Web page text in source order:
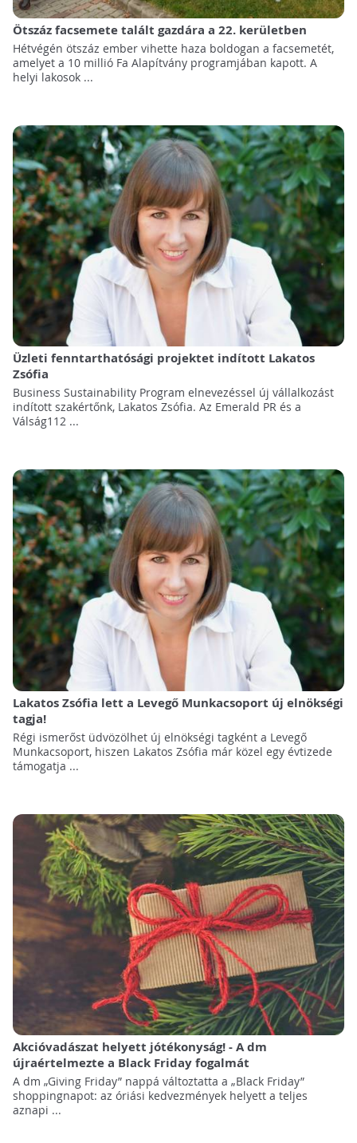
Ötszáz facsemete talált gazdára a 22. kerületben
Hétvégén ötszáz ember vihette haza boldogan a facsemetét,
amelyet a 10 millió Fa Alapítvány programjában kapott. A
helyi lakosok ...
Üzleti fenntarthatósági projektet indított Lakatos
Zsófia
Business Sustainability Program elnevezéssel új vállalkozást
indított szakértőnk, Lakatos Zsófia. Az Emerald PR és a
Válság112 ...
Lakatos Zsófia lett a Levegő Munkacsoport új elnökségi
tagja!
Régi ismerőst üdvözölhet új elnökségi tagként a Levegő
Munkacsoport, hiszen Lakatos Zsófia már közel egy évtizede
támogatja ...
Akcióvadászat helyett jótékonyság! - A dm
újraértelmezte a Black Friday fogalmát
A dm „Giving Friday” nappá változtatta a „Black Friday”
shoppingnapot: az óriási kedvezmények helyett a teljes
aznapi ...